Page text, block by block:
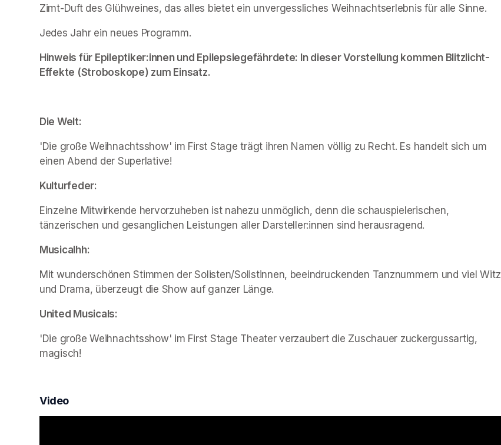
Zimt-Duft des Glühweines, das alles bietet ein unvergessliches Weihnachtserlebnis für alle Sinne.
Jedes Jahr ein neues Programm.
Hinweis für Epileptiker:innen und Epilepsiegefährdete: In dieser Vorstellung kommen Blitzlicht-
Effekte (Stroboskope) zum Einsatz.
Die Welt:
'Die große Weihnachtsshow' im First Stage trägt ihren Namen völlig zu Recht. Es handelt sich um
einen Abend der Superlative!
Kulturfeder:
Einzelne Mitwirkende hervorzuheben ist nahezu unmöglich, denn die schauspielerischen,
tänzerischen und gesanglichen Leistungen aller Darsteller:innen sind herausragend.
Musicalhh:
Mit wunderschönen Stimmen der Solisten/Solistinnen, beeindruckenden Tanznummern und viel Witz
und Drama, überzeugt die Show auf ganzer Länge.
United Musicals:
'Die große Weihnachtsshow' im First Stage Theater verzaubert die Zuschauer zuckergussartig,
magisch!
Video